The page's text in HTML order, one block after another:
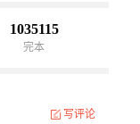
不上这退婚小
1035115
完本
写评论